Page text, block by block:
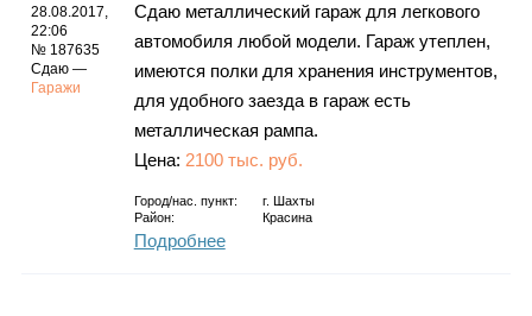
28.08.2017,
22:06
№ 187635
Сдаю —
Гаражи
Сдаю металлический гараж для легкового
автомобиля любой модели. Гараж утеплен,
имеются полки для хранения инструментов,
для удобного заезда в гараж есть
металлическая рампа.
Цена: 2100 тыс. руб.
Город/нас. пункт: г.
Шахты
Район:
Красина
Подробнее